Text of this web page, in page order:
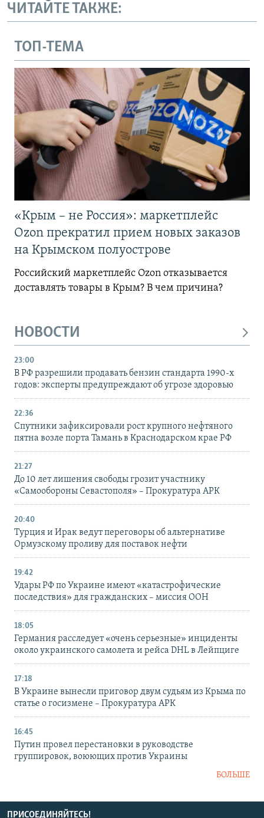
ЧИТАЙТЕ ТАКЖЕ:
ТОП-ТЕМА
«Крым – не Россия»: маркетплейс
Ozon прекратил прием новых заказов
на Крымском полуострове
Российский маркетплейс Ozon отказывается
доставлять товары в Крым? В чем причина?
НОВОСТИ
23:00
В РФ разрешили продавать бензин стандарта 1990-х
годов: эксперты предупреждают об угрозе здоровью
22:36
Спутники зафиксировали рост крупного нефтяного
пятна возле порта Тамань в Краснодарском крае РФ
21:27
До 10 лет лишения свободы грозит участнику
«Самообороны Севастополя» – Прокуратура АРК
20:40
Турция и Ирак ведут переговоры об альтернативе
Ормузскому проливу для поставок нефти
19:42
Удары РФ по Украине имеют «катастрофические
последствия» для гражданских – миссия ООН
18:05
Германия расследует «очень серьезные» инциденты
около украинского самолета и рейса DHL в Лейпциге
17:18
В Украине вынесли приговор двум судьям из Крыма по
статье о госизмене – Прокуратура АРК
16:45
Путин провел перестановки в руководстве
группировок, воюющих против Украины
БОЛЬШЕ
ПРИСОЕДИНЯЙТЕСЬ!